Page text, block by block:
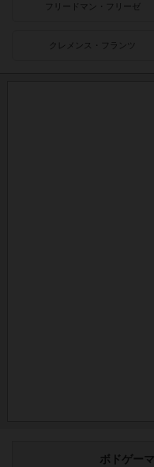
フリードマン・フリーゼ
クレメンス・フランツ
ボドゲー